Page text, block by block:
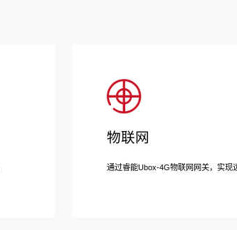
物联网
通过睿能Ubox-4G物联网网关，实现